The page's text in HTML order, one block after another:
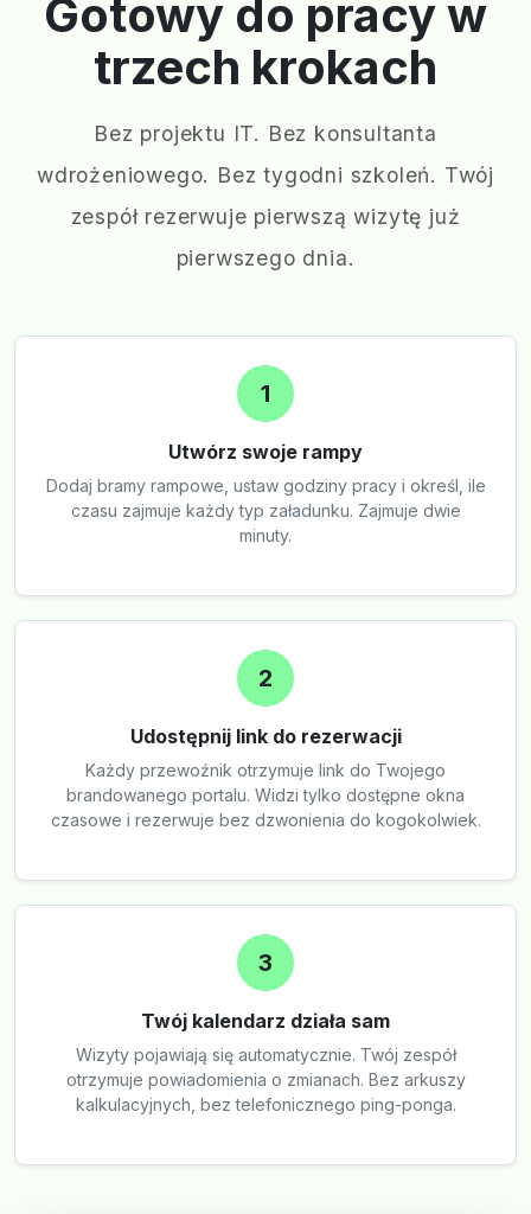
Gotowy do pracy w
trzech krokach
Bez projektu IT. Bez konsultanta
wdrożeniowego. Bez tygodni szkoleń. Twój
zespół rezerwuje pierwszą wizytę już
pierwszego dnia.
1
Utwórz swoje rampy
Dodaj bramy rampowe, ustaw godziny pracy i określ, ile
czasu zajmuje każdy typ załadunku. Zajmuje dwie
minuty.
2
Udostępnij link do rezerwacji
Każdy przewoźnik otrzymuje link do Twojego
brandowanego portalu. Widzi tylko dostępne okna
czasowe i rezerwuje bez dzwonienia do kogokolwiek.
3
Twój kalendarz działa sam
Wizyty pojawiają się automatycznie. Twój zespół
otrzymuje powiadomienia o zmianach. Bez arkuszy
kalkulacyjnych, bez telefonicznego ping-ponga.